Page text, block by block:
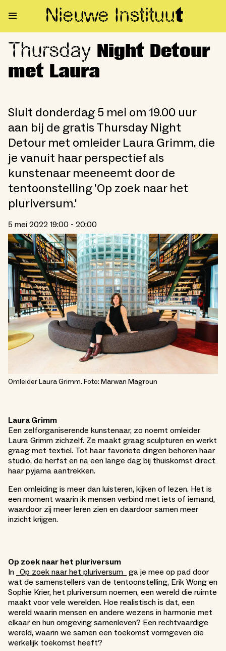
Nieuwe Instituut
Thursday Night Detour met
Thursday Night Detour
met Laura
Sluit donderdag 5 mei om 19.00 uur
aan bij de gratis Thursday Night
Detour met omleider Laura Grimm, die
je vanuit haar perspectief als
kunstenaar meeneemt door de
tentoonstelling 'Op zoek naar het
pluriversum.'
5 mei 2022 19:00 - 20:00
Omleider Laura Grimm. Foto: Marwan Magroun
Laura Grimm
Een zelforganiserende kunstenaar, zo noemt omleider
Laura Grimm zichzelf. Ze maakt graag sculpturen en werkt
graag met textiel. Tot haar favoriete dingen behoren haar
studio, de herfst en na een lange dag bij thuiskomst direct
haar pyjama aantrekken.
Een omleiding is meer dan luisteren, kijken of lezen. Het is
een moment waarin ik mensen verbind met iets of iemand,
waardoor zij meer leren zien en daardoor samen meer
inzicht krijgen.
Op zoek naar het pluriversum
In _ Op zoek naar het pluriversum_ ga je mee op pad door
wat de samenstellers van de tentoonstelling, Erik Wong en
Sophie Krier, het pluriversum noemen, een wereld die ruimte
maakt voor vele werelden. Hoe realistisch is dat, een
wereld waarin mensen en andere wezens in harmonie met
elkaar en hun omgeving samenleven? Een rechtvaardige
wereld, waarin we samen een toekomst vormgeven die
werkelijk toekomst heeft?